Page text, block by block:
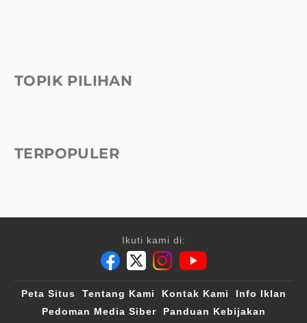
TOPIK PILIHAN
TERPOPULER
Ikuti kami di:
Peta Situs Tentang Kami Kontak Kami
Info Iklan
Pedoman Media Siber
Panduan Kebijakan